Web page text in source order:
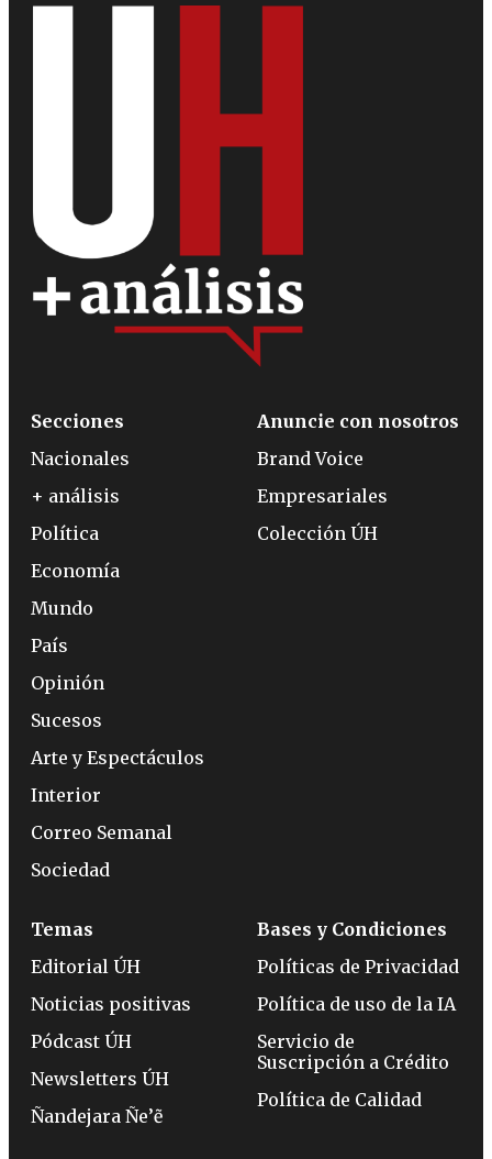
Secciones
Nacionales
+ análisis
Política
Economía
Mundo
País
Opinión
Sucesos
Arte y Espectáculos
Interior
Correo Semanal
Sociedad
Anuncie con nosotros
Brand Voice
Empresariales
Colección ÚH
Temas
Editorial ÚH
Noticias positivas
Pódcast ÚH
Newsletters ÚH
Ñandejara Ñe’ẽ
Bases y Condiciones
Políticas de Privacidad
Política de uso de la IA
Servicio de
Suscripción a Crédito
Política de Calidad